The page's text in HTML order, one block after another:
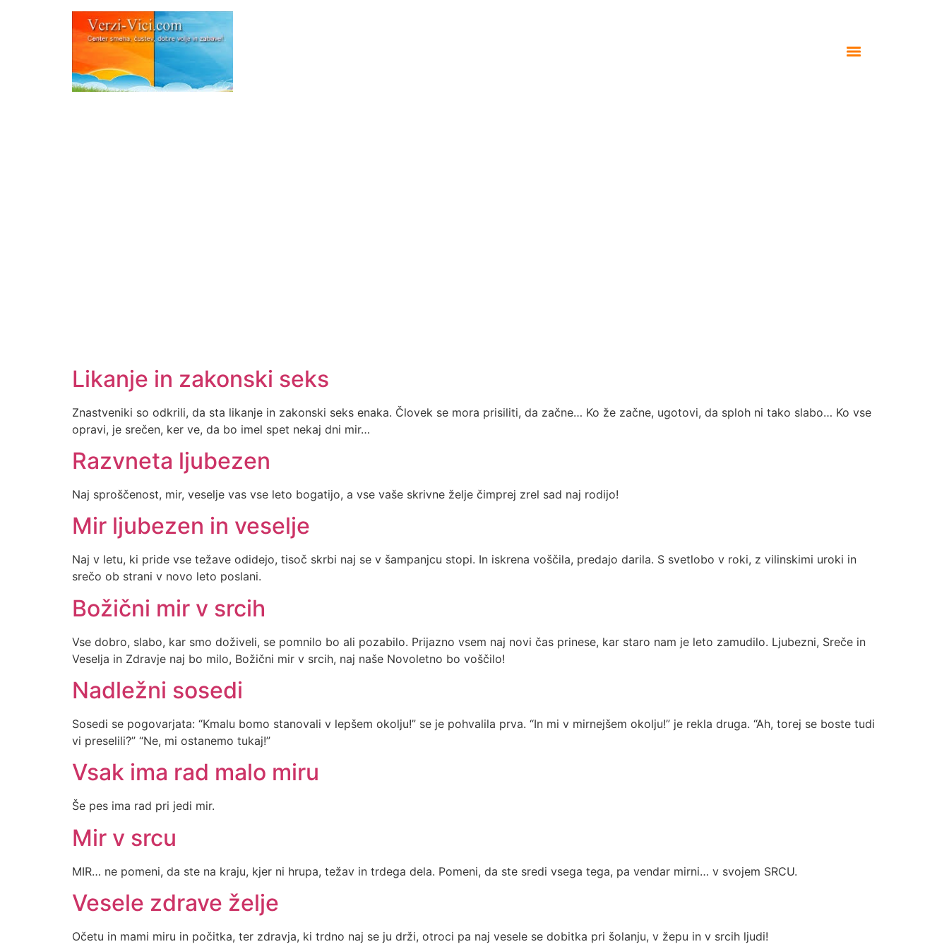
Likanje in zakonski seks
Znastveniki so odkrili, da sta likanje in zakonski seks enaka. Človek se mora prisiliti, da začne… Ko že začne, ugotovi, da sploh ni tako slabo… Ko vse
opravi, je srečen, ker ve, da bo imel spet nekaj dni mir…
Razvneta ljubezen
Naj sproščenost, mir, veselje vas vse leto bogatijo, a vse vaše skrivne želje čimprej zrel sad naj rodijo!
Mir ljubezen in veselje
Naj v letu, ki pride vse težave odidejo, tisoč skrbi naj se v šampanjcu stopi. In iskrena voščila, predajo darila. S svetlobo v roki, z vilinskimi uroki in
srečo ob strani v novo leto poslani.
Božični mir v srcih
Vse dobro, slabo, kar smo doživeli, se pomnilo bo ali pozabilo. Prijazno vsem naj novi čas prinese, kar staro nam je leto zamudilo. Ljubezni, Sreče in
Veselja in Zdravje naj bo milo, Božični mir v srcih, naj naše Novoletno bo voščilo!
Nadležni sosedi
Sosedi se pogovarjata: “Kmalu bomo stanovali v lepšem okolju!” se je pohvalila prva. “In mi v mirnejšem okolju!” je rekla druga. “Ah, torej se boste tudi
vi preselili?” “Ne, mi ostanemo tukaj!”
Vsak ima rad malo miru
Še pes ima rad pri jedi mir.
Mir v srcu
MIR… ne pomeni, da ste na kraju, kjer ni hrupa, težav in trdega dela. Pomeni, da ste sredi vsega tega, pa vendar mirni… v svojem SRCU.
Vesele zdrave želje
Očetu in mami miru in počitka, ter zdravja, ki trdno naj se ju drži, otroci pa naj vesele se dobitka pri šolanju, v žepu in v srcih ljudi!